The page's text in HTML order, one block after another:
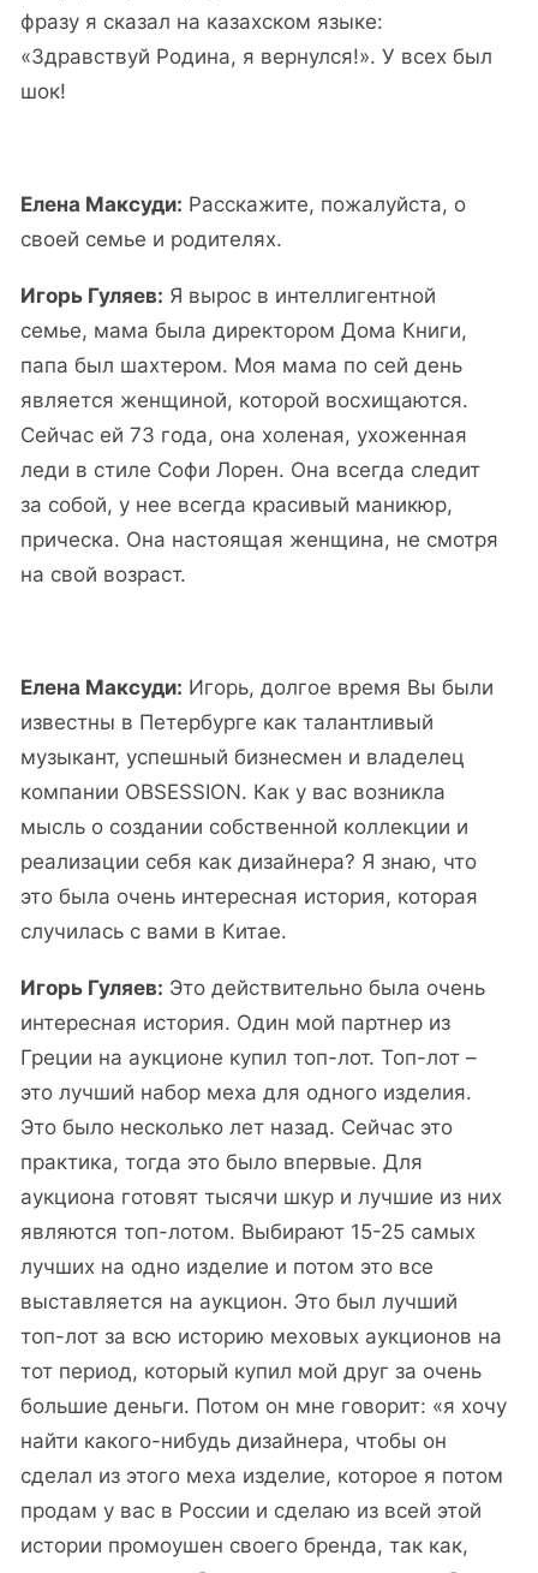
фразу я сказал на казахском языке:
«Здравствуй Родина, я вернулся!». У всех был
шок!
Елена Максуди: Расскажите, пожалуйста, о
своей семье и родителях.
Игорь Гуляев: Я вырос в интеллигентной
семье, мама была директором Дома Книги,
папа был шахтером. Моя мама по сей день
является женщиной, которой восхищаются.
Сейчас ей 73 года, она холеная, ухоженная
леди в стиле Софи Лорен. Она всегда следит
за собой, у нее всегда красивый маникюр,
прическа. Она настоящая женщина, не смотря
на свой возраст.
Елена Максуди: Игорь, долгое время Вы были
известны в Петербурге как талантливый
музыкант, успешный бизнесмен и владелец
компании OBSESSION. Как у вас возникла
мысль о создании собственной коллекции и
реализации себя как дизайнера? Я знаю, что
это была очень интересная история, которая
случилась с вами в Китае.
Игорь Гуляев: Это действительно была очень
интересная история. Один мой партнер из
Греции на аукционе купил топ-лот. Топ-лот –
это лучший набор меха для одного изделия.
Это было несколько лет назад. Сейчас это
практика, тогда это было впервые. Для
аукциона готовят тысячи шкур и лучшие из них
являются топ-лотом. Выбирают 15-25 самых
лучших на одно изделие и потом это все
выставляется на аукцион. Это был лучший
топ-лот за всю историю меховых аукционов на
тот период, который купил мой друг за очень
большие деньги. Потом он мне говорит: «я хочу
найти какого-нибудь дизайнера, чтобы он
сделал из этого меха изделие, которое я потом
продам у вас в России и сделаю из всей этой
истории промоушен своего бренда, так как,